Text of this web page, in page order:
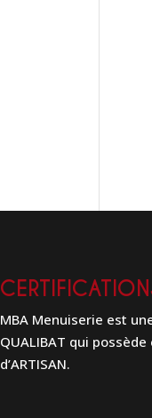
MBA Menuiserie est
QUALIBAT qui
d’ARTISAN.